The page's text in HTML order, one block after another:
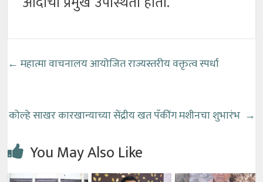
← महात्मा वाचनालय आयोजित राज्यस्तरीय वक्तृत्व स्पर्धा
कोल्हे साखर कारखान्याच्या सेंद्रीय खत पॅकींग मशीनचा शुभारंभ →
You May Also Like